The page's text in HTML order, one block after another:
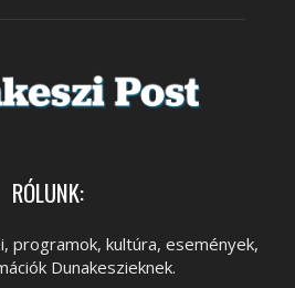
RÓLUNK:
programok, kultúra, események,
Dunakeszieknek.